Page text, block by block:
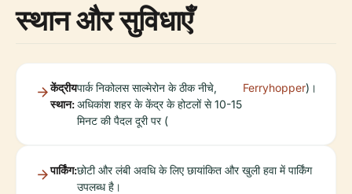
स्थान और सुविधाएँ
केंद्रीय
स्थान:
पार्क निकोलस साल्मेरोन के ठीक नीचे,
अधिकांश शहर के केंद्र के होटलों से 10-15
मिनट की पैदल दूरी पर (
Ferryhopper)।
पार्किंग:छोटी और लंबी अवधि के लिए छायांकित और खुली हवा में पार्किंग
उपलब्ध है।